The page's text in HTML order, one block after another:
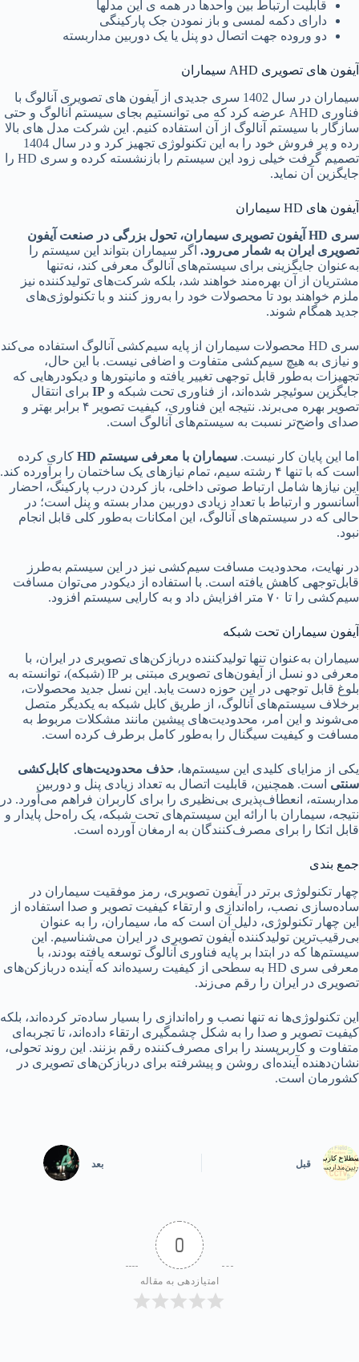
قابلیت ارتباط بین واحدها در همه ی این مدلها
دارای دکمه لمسی و باز نمودن جک پارکینگی
دو وروده جهت اتصال دو پنل یا یک دوربین مداربسته
آیفون های تصویری AHD سیماران
سیماران در سال 1402 سری جدیدی از آیفون های تصویری آنالوگ با
فناوری AHD عرضه کرد که می توانستیم بجای سیستم آنالوگ و حتی
سازگار با سیستم آنالوگ از آن استفاده کنیم. این شرکت مدل های بالا
رده و پر فروش خود را به این تکنولوژی تجهیز کرد و در سال 1404
تصمیم گرفت خیلی زود این سیستم را بازنشسته کرده و سری HD را
جایگزین آن نماید.
آیفون های HD سیماران
سری HD آیفون تصویری سیماران، تحول بزرگی در صنعت آیفون
تصویری ایران به شمار می‌رود. اگر سیماران بتواند این سیستم را
به‌عنوان جایگزینی برای سیستم‌های آنالوگ معرفی کند، نه‌تنها
مشتریان از آن بهره‌مند خواهند شد، بلکه شرکت‌های تولیدکننده نیز
ملزم خواهند بود تا محصولات خود را به‌روز کنند و با تکنولوژی‌های
جدید همگام شوند.
سری HD محصولات سیماران از پایه سیم‌کشی آنالوگ استفاده می‌کند
و نیازی به هیچ سیم‌کشی متفاوت و اضافی نیست. با این حال،
تجهیزات به‌طور قابل توجهی تغییر یافته و مانیتورها و دیکودر‌هایی که
جایگزین سوئیچر شده‌اند، از فناوری تحت شبکه و IP برای انتقال
تصویر بهره می‌برند. نتیجه این فناوری، کیفیت تصویر ۴ برابر بهتر و
صدای واضح‌تر نسبت به سیستم‌های آنالوگ است.
اما این پایان کار نیست. سیماران با معرفی سیستم HD
کاری کرده
است که با تنها ۴ رشته سیم، تمام نیازهای یک ساختمان را برآورده کند.
این نیازها شامل ارتباط صوتی داخلی، باز کردن درب پارکینگ، احضار
آسانسور و ارتباط با تعداد زیادی دوربین مدار بسته و پنل است؛ در
حالی که در سیستم‌های آنالوگ، این امکانات به‌طور کلی قابل انجام
نبود.
در نهایت، محدودیت مسافت سیم‌کشی نیز در این سیستم به‌طرز
قابل‌توجهی کاهش یافته است. با استفاده از دیکودر می‌توان مسافت
سیم‌کشی را تا ۷۰ متر افزایش داد و به کارایی سیستم افزود.
آیفون سیماران تحت شبکه
سیماران به‌عنوان تنها تولیدکننده دربازکن‌های تصویری در ایران، با
معرفی دو نسل از آیفون‌های تصویری مبتنی بر IP (شبکه)، توانسته به
بلوغ قابل توجهی در این حوزه دست یابد. این نسل جدید محصولات،
برخلاف سیستم‌های آنالوگ، از طریق کابل شبکه به یکدیگر متصل
می‌شوند و این امر، محدودیت‌های پیشین مانند مشکلات مربوط به
مسافت و کیفیت سیگنال را به‌طور کامل برطرف کرده است.
یکی از مزایای کلیدی این سیستم‌ها، حذف محدودیت‌های کابل‌کشی
سنتی است. همچنین، قابلیت اتصال به تعداد زیادی پنل و دوربین
مداربسته، انعطاف‌پذیری بی‌نظیری را برای کاربران فراهم می‌آورد. در
نتیجه، سیماران با ارائه این سیستم‌های تحت شبکه، یک راه‌حل پایدار و
قابل اتکا را برای مصرف‌کنندگان به ارمغان آورده است.
جمع بندی
چهار تکنولوژی برتر در آیفون تصویری، رمز موفقیت سیماران در
ساده‌سازی نصب، راه‌اندازی و ارتقاء کیفیت تصویر و صدا استفاده از
این چهار تکنولوژی، دلیل آن است که ما، سیماران، را به عنوان
بی‌رقیب‌ترین تولیدکننده آیفون تصویری در ایران می‌شناسیم. این
سیستم‌ها که در ابتدا بر پایه فناوری آنالوگ توسعه یافته بودند، با
معرفی سری HD به سطحی از کیفیت رسیده‌اند که آینده دربازکن‌های
تصویری در ایران را رقم می‌زند.
این تکنولوژی‌ها نه تنها نصب و راه‌اندازی را بسیار ساده‌تر کرده‌اند، بلکه
کیفیت تصویر و صدا را به شکل چشمگیری ارتقاء داده‌اند، تا تجربه‌ای
متفاوت و کاربرپسند را برای مصرف‌کننده رقم بزنند. این روند تحولی،
نشان‌دهنده آینده‌ای روشن و پیشرفته برای دربازکن‌های تصویری در
کشورمان است.
قبل بعد
0
امتیازدهی به مقاله